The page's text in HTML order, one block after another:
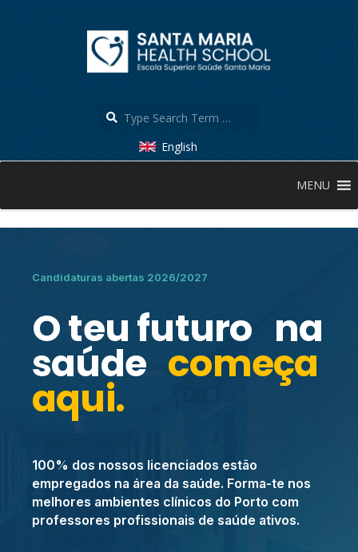
English
MENU
Candidaturas abertas 2026/2027
O teu futuro na
saúde começa
aqui.
100% dos nossos licenciados estão
empregados na área da saúde. Forma-te nos
melhores ambientes clínicos do Porto com
professores profissionais de saúde ativos.